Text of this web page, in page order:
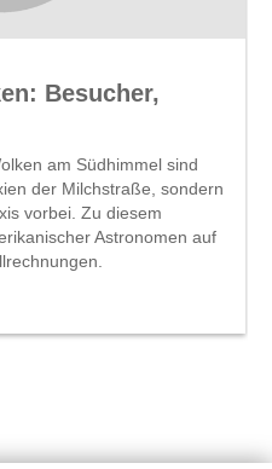
Besucher,
am Südhimmel sind
der Milchstraße, sondern
vorbei. Zu diesem
Astronomen auf